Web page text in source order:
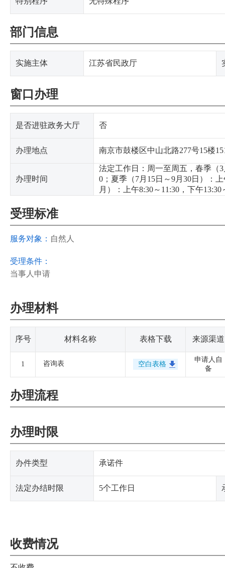
部门信息
实施主体 江苏省民政厅
窗口办理
是否进驻政务大厅 否
办理地点 南京市鼓楼区中山北路277号15楼
办理时间
法定工作日：周一至周五，春季（3
0；夏季（7月15日～9月30日）：
月）：上午8:30～11:30，下午13:30
受理标准
服务对象： 自然人
受理条件：
当事人申请
办理材料
序号 材料名称 表格下载 来源渠道
1 咨询表 空白表格
申请人自
备
办理流程
办理时限
办件类型 承诺件
法定办结时限 5个工作日
收费情况